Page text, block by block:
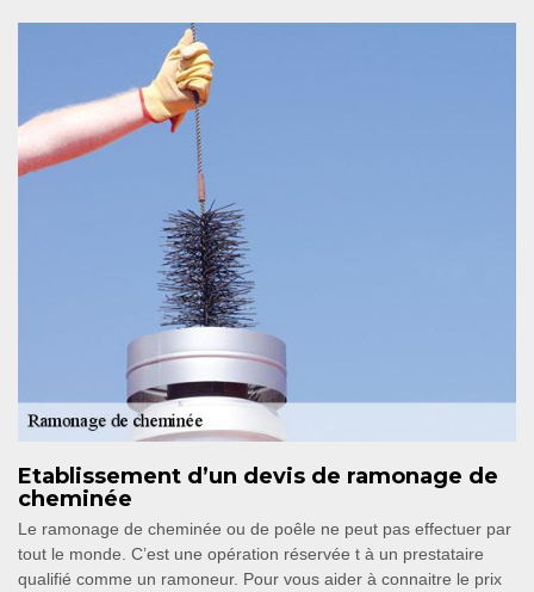
Etablissement d’un devis de ramonage de
cheminée
Le ramonage de cheminée ou de poêle ne peut pas effectuer par
tout le monde. C’est une opération réservée t à un prestataire
qualifié comme un ramoneur. Pour vous aider à connaitre le prix